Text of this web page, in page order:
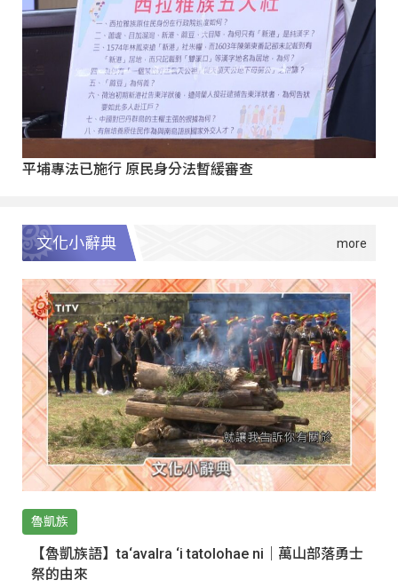
平埔專法已施行 原民身分法暫緩審查
文化小辭典
魯凱族
【魯凱族語】ta‘avalra ‘i tatolohae ni｜萬山部落勇士
祭的由來